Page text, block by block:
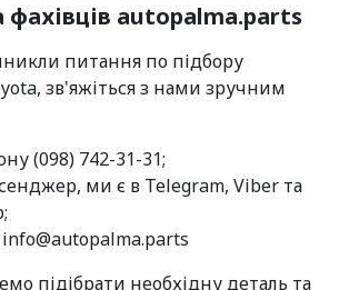
autopalma.parts
питання по підбору
зв'яжіться з нами зручним
(098) 742-31-31;
ми є в Telegram, Viber та
підібрати необхідну деталь та